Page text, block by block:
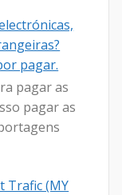
pagar.
pagar as
pagar as
Trafic (MY